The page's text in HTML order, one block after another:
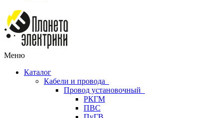
Меню
Каталог
Кабели и провода
Провод установочный
РКГМ
ПВС